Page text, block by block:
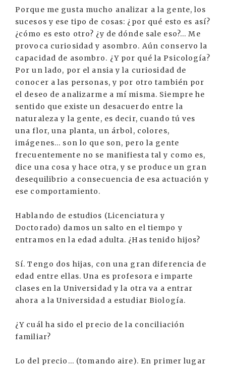
Porque me gusta mucho analizar a la gente, los
sucesos y ese tipo de cosas: ¿por qué esto es así?
¿cómo es esto otro? ¿y de dónde sale eso?... Me
provoca curiosidad y asombro. Aún conservo la
capacidad de asombro. ¿Y por qué la Psicología?
Por un lado, por el ansia y la curiosidad de
conocer a las personas, y por otro también por
el deseo de analizarme a mí misma. Siempre he
sentido que existe un desacuerdo entre la
naturaleza y la gente, es decir, cuando tú ves
una flor, una planta, un árbol, colores,
imágenes... son lo que son, pero la gente
frecuentemente no se manifiesta tal y como es,
dice una cosa y hace otra, y se produce un gran
desequilibrio a consecuencia de esa actuación y
ese comportamiento.
Hablando de estudios (Licenciatura y
Doctorado) damos un salto en el tiempo y
entramos en la edad adulta. ¿Has tenido hijos?
Sí. Tengo dos hijas, con una gran diferencia de
edad entre ellas. Una es profesora e imparte
clases en la Universidad y la otra va a entrar
ahora a la Universidad a estudiar Biología.
¿Y cuál ha sido el precio de la conciliación
familiar?
Lo del precio... (tomando aire). En primer lugar